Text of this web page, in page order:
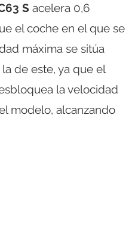
S acelera 0,6
el coche en el que se
máxima se sitúa
de este, ya que el
la velocidad
modelo, alcanzando